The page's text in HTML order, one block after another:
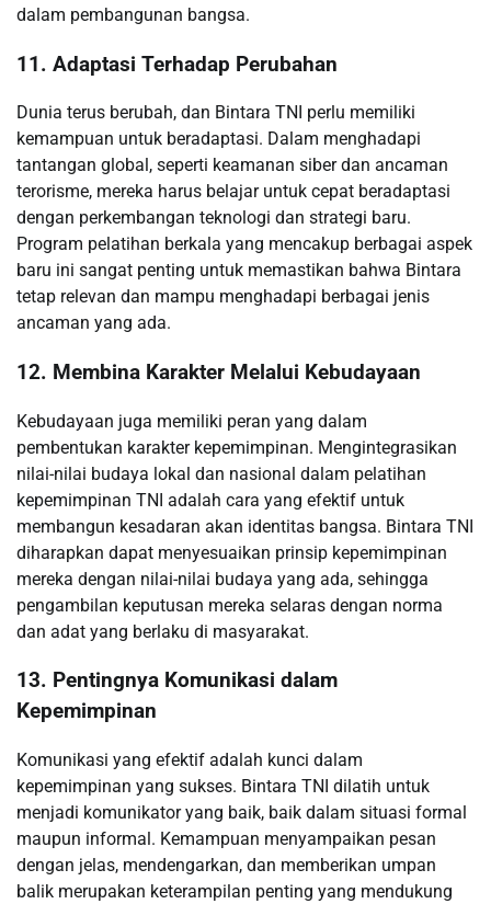
dalam pembangunan bangsa.
11. Adaptasi Terhadap Perubahan
Dunia terus berubah, dan Bintara TNI perlu memiliki
kemampuan untuk beradaptasi. Dalam menghadapi
tantangan global, seperti keamanan siber dan ancaman
terorisme, mereka harus belajar untuk cepat beradaptasi
dengan perkembangan teknologi dan strategi baru.
Program pelatihan berkala yang mencakup berbagai aspek
baru ini sangat penting untuk memastikan bahwa Bintara
tetap relevan dan mampu menghadapi berbagai jenis
ancaman yang ada.
12. Membina Karakter Melalui Kebudayaan
Kebudayaan juga memiliki peran yang dalam
pembentukan karakter kepemimpinan. Mengintegrasikan
nilai-nilai budaya lokal dan nasional dalam pelatihan
kepemimpinan TNI adalah cara yang efektif untuk
membangun kesadaran akan identitas bangsa. Bintara TNI
diharapkan dapat menyesuaikan prinsip kepemimpinan
mereka dengan nilai-nilai budaya yang ada, sehingga
pengambilan keputusan mereka selaras dengan norma
dan adat yang berlaku di masyarakat.
13. Pentingnya Komunikasi dalam
Kepemimpinan
Komunikasi yang efektif adalah kunci dalam
kepemimpinan yang sukses. Bintara TNI dilatih untuk
menjadi komunikator yang baik, baik dalam situasi formal
maupun informal. Kemampuan menyampaikan pesan
dengan jelas, mendengarkan, dan memberikan umpan
balik merupakan keterampilan penting yang mendukung